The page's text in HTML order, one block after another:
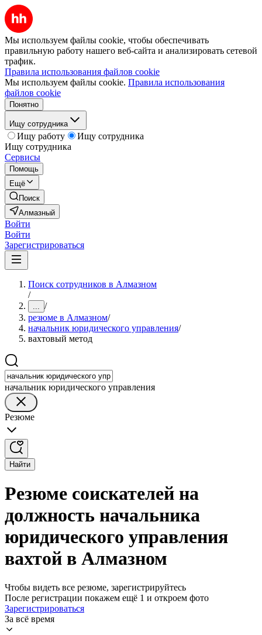
Мы используем файлы cookie, чтобы обеспечивать
правильную работу нашего веб-сайта и анализировать сетевой
трафик.
Правила использования файлов cookie
Мы используем файлы cookie. Правила использования
файлов cookie
Понятно
Ищу сотрудника
Ищу работу
Ищу сотрудника
Ищу сотрудника
Сервисы
Помощь
Ещё
Поиск
Алмазный
Войти
Войти
Зарегистрироваться
Поиск сотрудников в Алмазном
/
... /
резюме в Алмазном/
начальник юридического управления/
вахтовый метод
начальник юридического управления
Резюме
Найти
Резюме соискателей на
должность начальника
юридического управления
вахтой в Алмазном
Чтобы видеть все резюме, зарегистрируйтесь
После регистрации покажем ещё 1 и откроем фото
Зарегистрироваться
За всё время